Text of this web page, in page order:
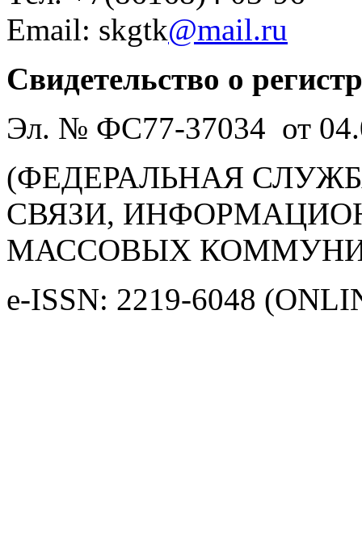
Email: skgtk@mail.ru
Свидетельство о
Эл. № ФС77-37034 от
(ФЕДЕРАЛЬНАЯ
СВЯЗИ,
МАССОВЫХ
e-ISSN: 2219-6048